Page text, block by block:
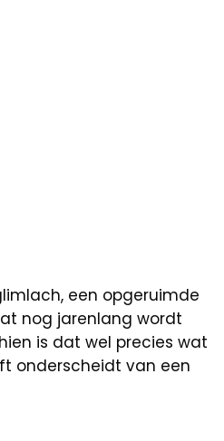
een opgeruimde
nog jarenlang wordt
is dat wel precies wat
onderscheidt van een